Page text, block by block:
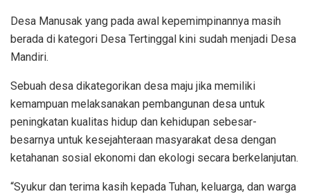
Desa Manusak yang pada awal kepemimpinannya masih
berada di kategori Desa Tertinggal kini sudah menjadi Desa
Mandiri.
Sebuah desa dikategorikan desa maju jika memiliki
kemampuan melaksanakan pembangunan desa untuk
peningkatan kualitas hidup dan kehidupan sebesar-
besarnya untuk kesejahteraan masyarakat desa dengan
ketahanan sosial ekonomi dan ekologi secara berkelanjutan.
“Syukur dan terima kasih kepada Tuhan, keluarga, dan warga